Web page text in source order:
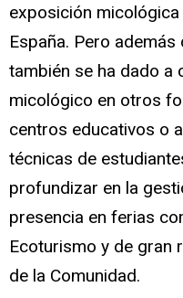
exposición
España. Pero
también se ha dado a
micológico en otros
centros educativos o
técnicas de
profundizar en la
presencia en ferias
Ecoturismo y de gran
de la Comunidad.